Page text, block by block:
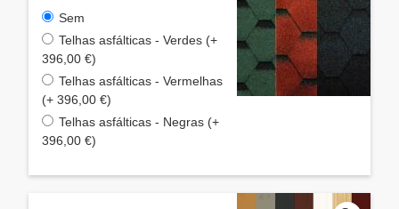
Sem
Telhas asfálticas - Verdes (+
396,00 €)
Telhas asfálticas - Vermelhas
(+ 396,00 €)
Telhas asfálticas - Negras (+
396,00 €)